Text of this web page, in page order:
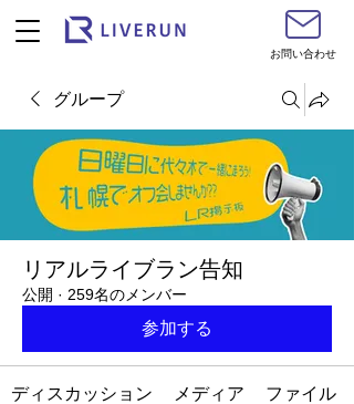
お問い合わせ
グループ
リアルライブラン告知
公開 · 259名のメンバー
参加する
ディスカッション メディア ファイル